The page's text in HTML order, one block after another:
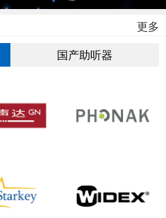
更多
国产助听器